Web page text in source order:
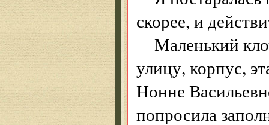
скорее, и
Маленький
улицу, корпус,
Нонне
попросила